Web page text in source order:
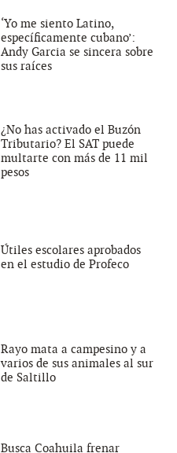
‘Yo me siento Latino,
específicamente cubano’:
Andy Garcia se sincera sobre
sus raíces
¿No has activado el Buzón
Tributario? El SAT puede
multarte con más de 11 mil
pesos
Útiles escolares aprobados
en el estudio de Profeco
Rayo mata a campesino y a
varios de sus animales al sur
de Saltillo
Busca Coahuila frenar